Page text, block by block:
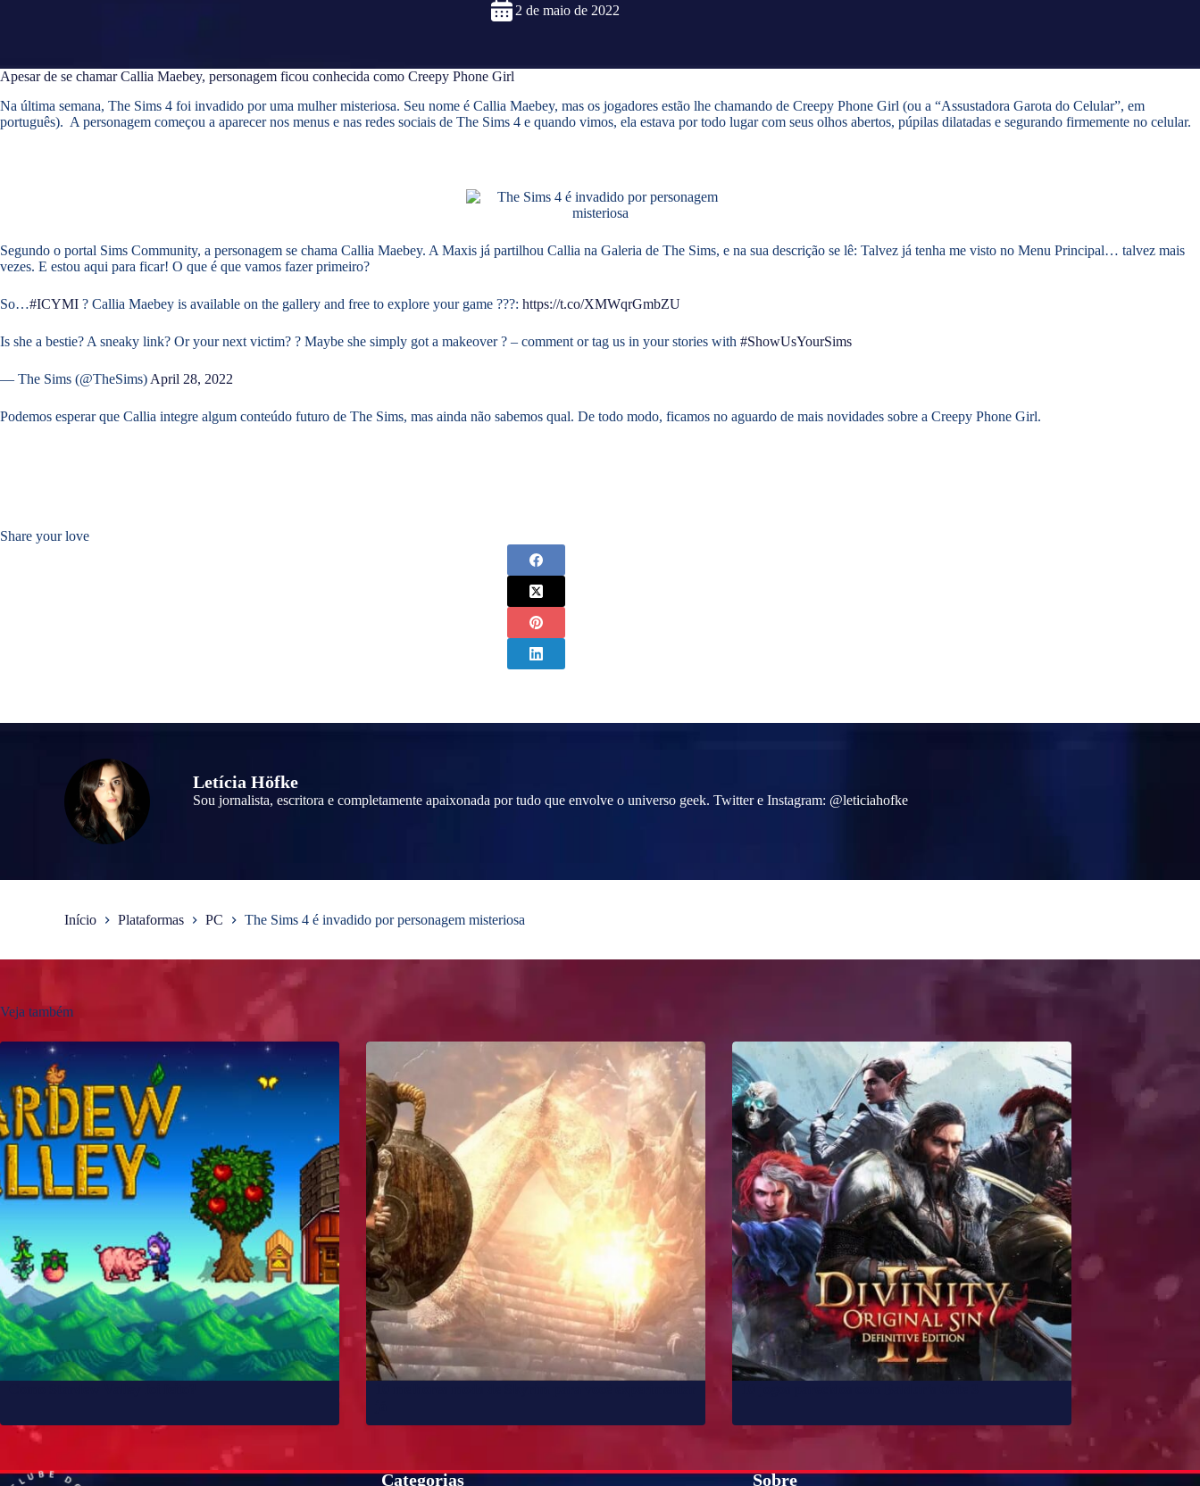
2 de maio de 2022
Apesar de se chamar Callia Maebey, personagem ficou conhecida como Creepy Phone Girl
Na última semana, The Sims 4 foi invadido por uma mulher misteriosa. Seu nome é Callia Maebey, mas os jogadores estão lhe chamando de Creepy Phone Girl (ou a “Assustadora Garota do Celular”, em
português). A personagem começou a aparecer nos menus e nas redes sociais de The Sims 4 e quando vimos, ela estava por todo lugar com seus olhos abertos, púpilas dilatadas e segurando firmemente no celular.
Segundo o portal Sims Community, a personagem se chama Callia Maebey. A Maxis já partilhou Callia na Galeria de The Sims, e na sua descrição se lê: Talvez já tenha me visto no Menu Principal… talvez mais
vezes. E estou aqui para ficar! O que é que vamos fazer primeiro?
So…#ICYMI ? Callia Maebey is available on the gallery and free to explore your game ?‍??: https://t.co/XMWqrGmbZU
Is she a bestie? A sneaky link? Or your next victim? ? Maybe she simply got a makeover ? – comment or tag us in your stories with #ShowUsYourSims
— The Sims (@TheSims) April 28, 2022
Podemos esperar que Callia integre algum conteúdo futuro de The Sims, mas ainda não sabemos qual. De todo modo, ficamos no aguardo de mais novidades sobre a Creepy Phone Girl.
Share your love
Letícia Höfke
Sou jornalista, escritora e completamente apaixonada por tudo que envolve o universo geek. Twitter e Instagram: @leticiahofke
Início Plataformas PC The Sims 4 é invadido por personagem misteriosa
Veja também
Categorias Sobre